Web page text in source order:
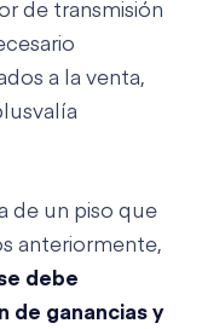
de transmisión
a la venta,
de un piso que
anteriormente,
debe
de ganancias y